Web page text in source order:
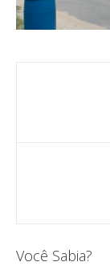
Você Sabia?